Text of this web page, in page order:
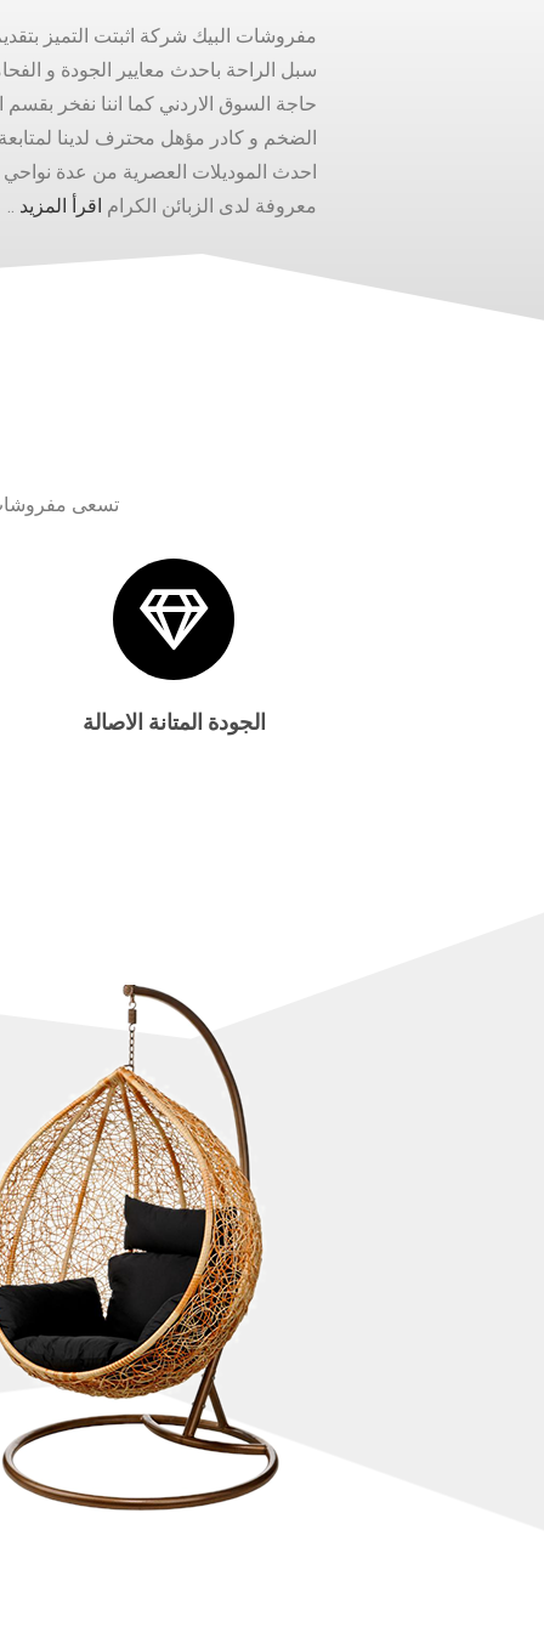
مفروشات البيك شركة اثبتت التميز
سبل الراحة باحدث معايير الجودة و
حاجة السوق الاردني كما اننا نفخر بقسم
الضخم و كادر مؤهل محترف لدينا
احدث الموديلات العصرية من عدة نواحي
معروفة لدى الزبائن الكرام اقرأ المزيد ..
تسعى مفروشات
الجودة المتانة الاصالة